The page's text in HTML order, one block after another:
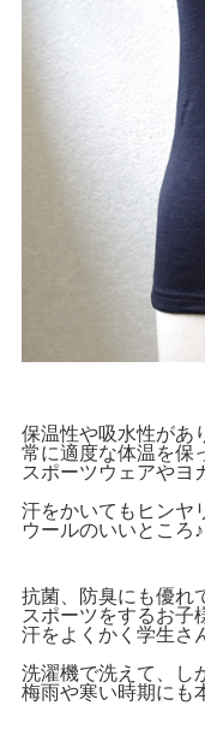
保温性や吸水性があ
常に適度な体温を保
スポーツウェアやヨ
汗をかいてもヒンヤ
ウールのいいところ♪
抗菌、防臭にも優れ
スポーツをするお子
汗をよくかく学生さ
洗濯機で洗えて、し
梅雨や寒い時期にも